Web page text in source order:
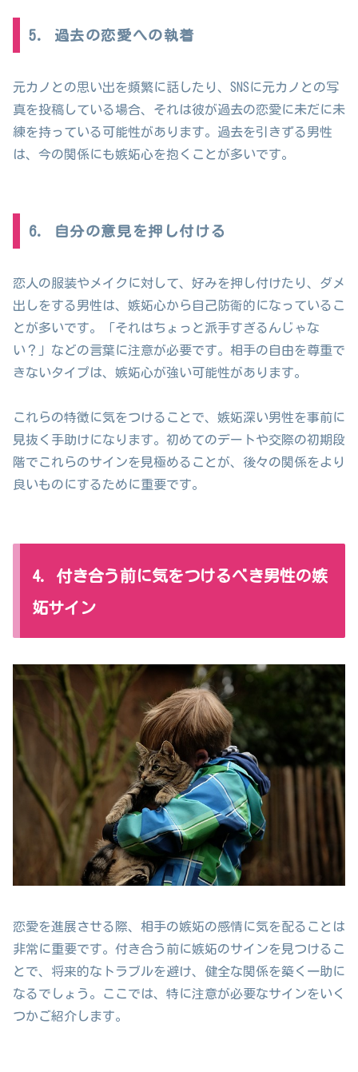
5. 過去の恋愛への執着
元カノとの思い出を頻繁に話したり、SNSに元カノとの写
真を投稿している場合、それは彼が過去の恋愛に未だに未
練を持っている可能性があります。過去を引きずる男性
は、今の関係にも嫉妬心を抱くことが多いです。
6. 自分の意見を押し付ける
恋人の服装やメイクに対して、好みを押し付けたり、ダメ
出しをする男性は、嫉妬心から自己防衛的になっているこ
とが多いです。「それはちょっと派手すぎるんじゃな
い？」などの言葉に注意が必要です。相手の自由を尊重で
きないタイプは、嫉妬心が強い可能性があります。
これらの特徴に気をつけることで、嫉妬深い男性を事前に
見抜く手助けになります。初めてのデートや交際の初期段
階でこれらのサインを見極めることが、後々の関係をより
良いものにするために重要です。
4. 付き合う前に気をつけるべき男性の嫉
妬サイン
恋愛を進展させる際、相手の嫉妬の感情に気を配ることは
非常に重要です。付き合う前に嫉妬のサインを見つけるこ
とで、将来的なトラブルを避け、健全な関係を築く一助に
なるでしょう。ここでは、特に注意が必要なサインをいく
つかご紹介します。